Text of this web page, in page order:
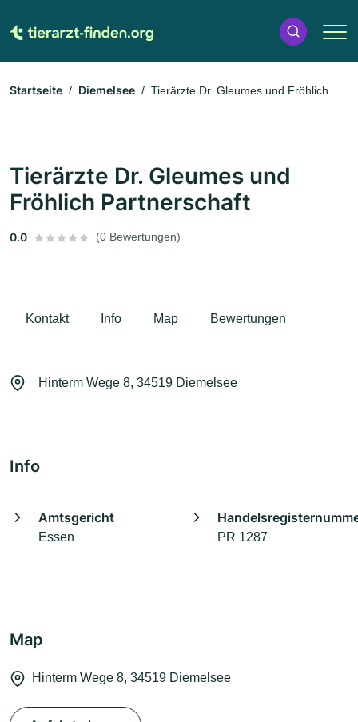
Startseite Diemelsee
Tierärzte Dr. Gleumes und Fröhlich
Tierärzte Dr. Gleumes und
Fröhlich Partnerschaft
0.0 (0 Bewertungen)
Kontakt Info Map Bewertungen
Hinterm Wege 8, 34519 Diemelsee
Info
Amtsgericht
Essen PR 1287
Map
Hinterm Wege 8, 34519 Diemelsee